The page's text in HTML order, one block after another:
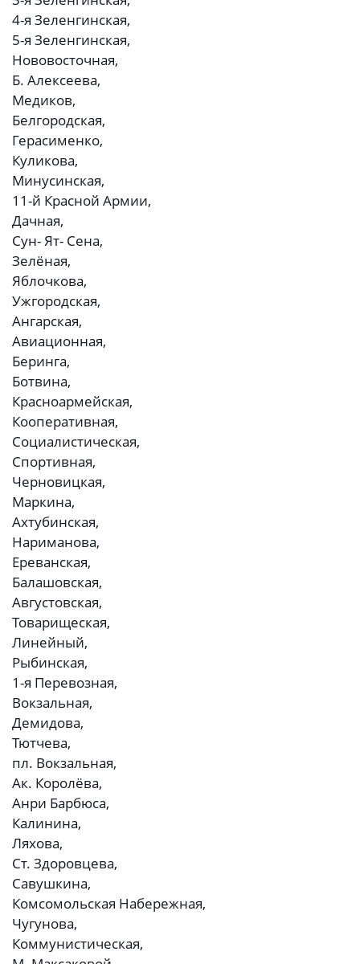
4-я Зеленгинская,
5-я Зеленгинская,
Нововосточная,
Б. Алексеева,
Медиков,
Белгородская,
Герасименко,
Куликова,
Минусинская,
11-й Красной Армии,
Дачная,
Сун- Ят- Сена,
Зелёная,
Яблочкова,
Ужгородская,
Ангарская,
Авиационная,
Беринга,
Ботвина,
Красноармейская,
Кооперативная,
Социалистическая,
Спортивная,
Черновицкая,
Маркина,
Ахтубинская,
Нариманова,
Ереванская,
Балашовская,
Августовская,
Товарищеская,
Линейный,
Рыбинская,
1-я Перевозная,
Вокзальная,
Демидова,
Тютчева,
пл. Вокзальная,
Ак. Королёва,
Анри Барбюса,
Калинина,
Ляхова,
Ст. Здоровцева,
Савушкина,
Комсомольская Набережная,
Чугунова,
Коммунистическая,